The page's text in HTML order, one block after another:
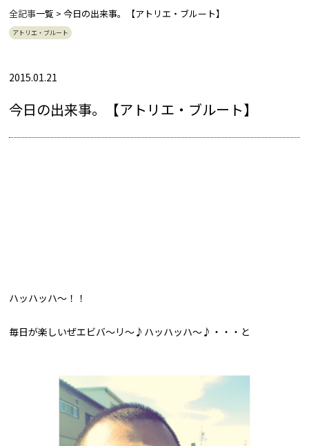
全記事一覧 > 今日の出来事。【アトリエ・ブルート】
アトリエ・ブルート
2015.01.21
今日の出来事。【アトリエ・ブルート】
ハッハッハ～！！
毎日が楽しいぜエビバ～リ～♪ハッハッハ～♪・・・と